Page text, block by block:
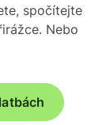
spočítejte
Nebo